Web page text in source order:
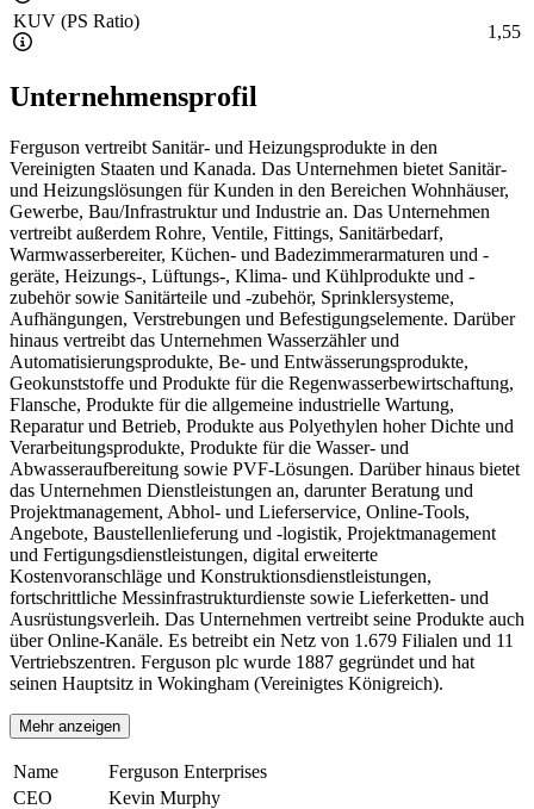
KUV (PS Ratio)
1,55
Unternehmensprofil
Ferguson vertreibt Sanitär- und Heizungsprodukte in den
Vereinigten Staaten und Kanada. Das Unternehmen bietet Sanitär-
und Heizungslösungen für Kunden in den Bereichen Wohnhäuser,
Gewerbe, Bau/Infrastruktur und Industrie an. Das Unternehmen
vertreibt außerdem Rohre, Ventile, Fittings, Sanitärbedarf,
Warmwasserbereiter, Küchen- und Badezimmerarmaturen und -
geräte, Heizungs-, Lüftungs-, Klima- und Kühlprodukte und -
zubehör sowie Sanitärteile und -zubehör, Sprinklersysteme,
Aufhängungen, Verstrebungen und Befestigungselemente. Darüber
hinaus vertreibt das Unternehmen Wasserzähler und
Automatisierungsprodukte, Be- und Entwässerungsprodukte,
Geokunststoffe und Produkte für die Regenwasserbewirtschaftung,
Flansche, Produkte für die allgemeine industrielle Wartung,
Reparatur und Betrieb, Produkte aus Polyethylen hoher Dichte und
Verarbeitungsprodukte, Produkte für die Wasser- und
Abwasseraufbereitung sowie PVF-Lösungen. Darüber hinaus bietet
das Unternehmen Dienstleistungen an, darunter Beratung und
Projektmanagement, Abhol- und Lieferservice, Online-Tools,
Angebote, Baustellenlieferung und -logistik, Projektmanagement
und Fertigungsdienstleistungen, digital erweiterte
Kostenvoranschläge und Konstruktionsdienstleistungen,
fortschrittliche Messinfrastrukturdienste sowie Lieferketten- und
Ausrüstungsverleih. Das Unternehmen vertreibt seine Produkte auch
über Online-Kanäle. Es betreibt ein Netz von 1.679 Filialen und 11
Vertriebszentren. Ferguson plc wurde 1887 gegründet und hat
seinen Hauptsitz in Wokingham (Vereinigtes Königreich).
Mehr anzeigen
Name
Ferguson Enterprises
CEO
Kevin Murphy